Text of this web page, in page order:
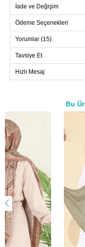
İade ve Değişim
Ödeme Seçenekleri
Yorumlar (15)
Tavsiye Et
Hızlı Mesaj
Bu
a>